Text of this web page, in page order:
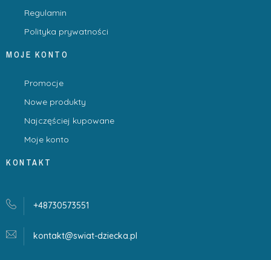
Regulamin
Polityka prywatności
MOJE KONTO
Promocje
Nowe produkty
Najczęściej kupowane
Moje konto
KONTAKT
+48730573551
kontakt@swiat-dziecka.pl